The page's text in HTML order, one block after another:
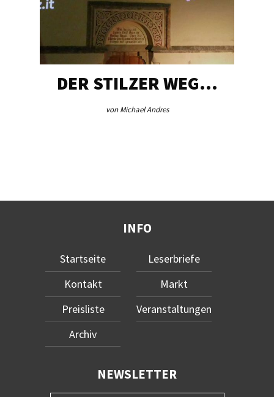
DER STILZER WEG…
von Michael Andres
INFO
Startseite
Kontakt
Preisliste
Archiv
Leserbriefe
Markt
Veranstaltungen
NEWSLETTER